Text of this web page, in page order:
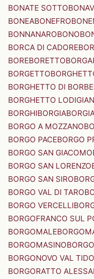
BONATE SOTTO
BONEABONEFRO
BONNANAROBONO
BORCA DI CADORE
BOREBORETTO
BORGETTO
BORGHETTO DI
BORGHETTO
BORGHIBORGIA
BORGO A MOZZANO
BORGO PACEBORGO
BORGO SAN GIACOMO
BORGO SAN LORENZO
BORGO SAN SIRO
BORGO VAL DI TARO
BORGO VERCELLI
BORGOFRANCO SUL
BORGOMALE
BORGOMASINO
BORGONOVO VAL
BORGORATTO